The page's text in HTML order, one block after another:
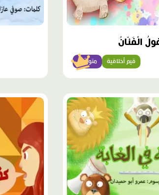
الْفَنّانُ
متوسّط قيم أخلاقية